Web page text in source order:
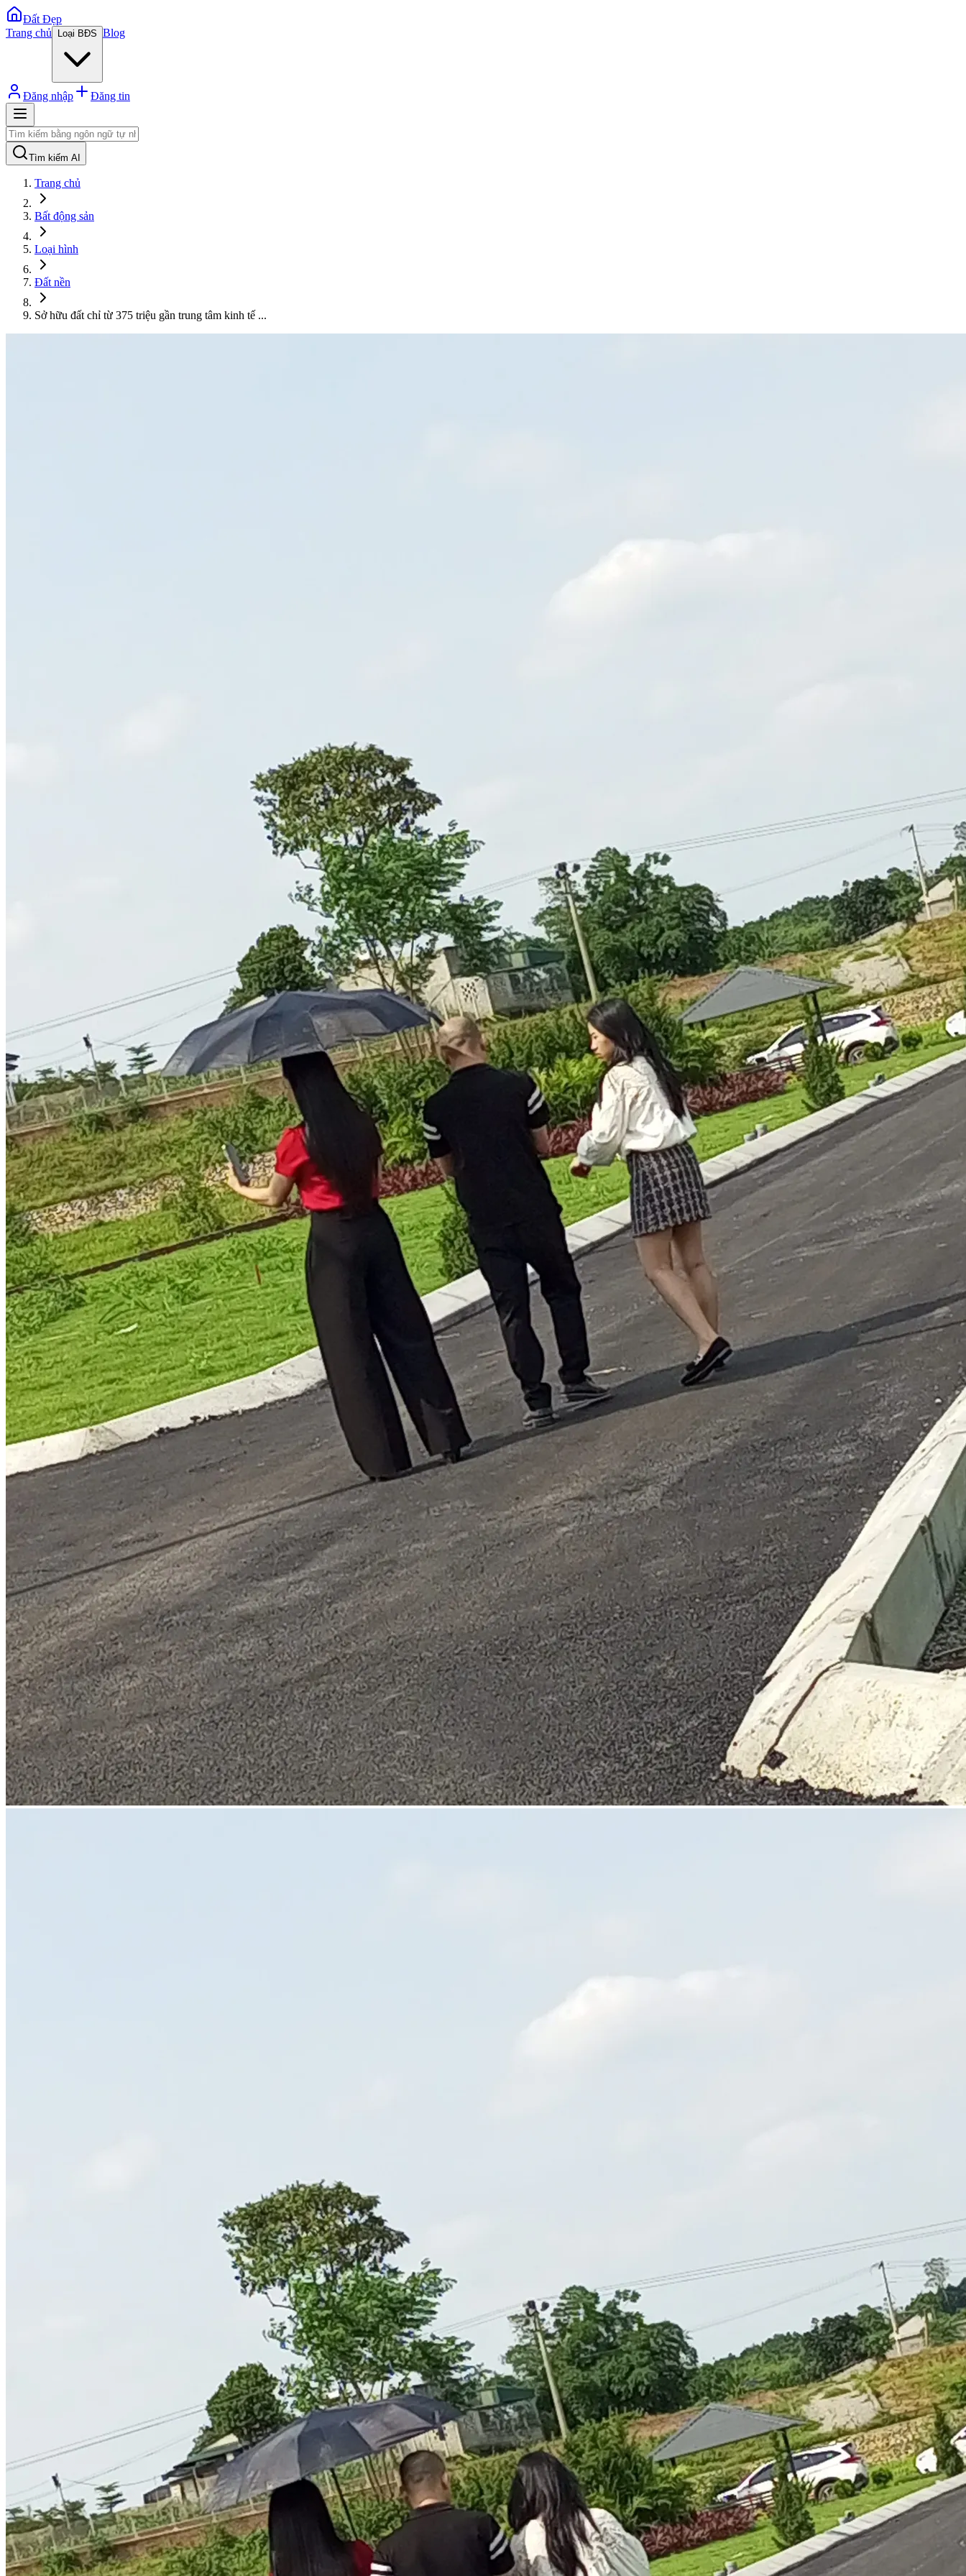
Đất Đẹp
Trang chủ
Loại BĐS Blog
Đăng nhập Đăng tin
Tìm kiếm AI
Trang chủ
Bất động sản
Loại hình
Đất nền
Sở hữu đất chỉ từ 375 triệu gần trung tâm kinh tế ...